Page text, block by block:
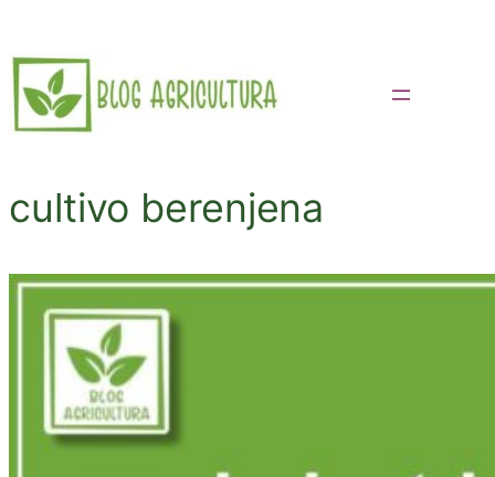
Saltar
al
contenido
cultivo berenjena